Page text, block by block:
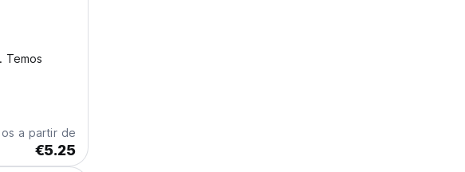
Temos
a partir de
€5.25